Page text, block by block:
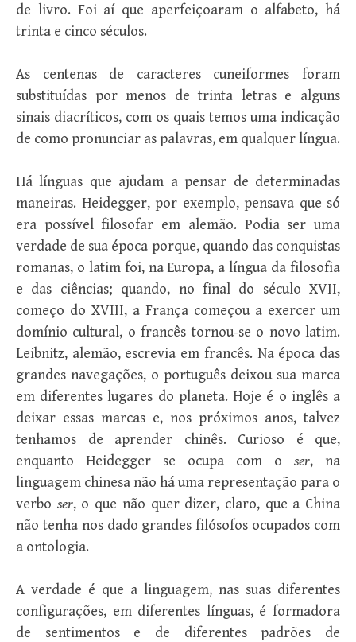
de livro. Foi aí que aperfeiçoaram o alfabeto, há
trinta e cinco séculos.
As centenas de caracteres cuneiformes foram
substituídas por menos de trinta letras e alguns
sinais diacríticos, com os quais temos uma indicação
de como pronunciar as palavras, em qualquer língua.
Há línguas que ajudam a pensar de determinadas
maneiras. Heidegger, por exemplo, pensava que só
era possível filosofar em alemão. Podia ser uma
verdade de sua época porque, quando das conquistas
romanas, o latim foi, na Europa, a língua da filosofia
e das ciências; quando, no final do século XVII,
começo do XVIII, a França começou a exercer um
domínio cultural, o francês tornou-se o novo latim.
Leibnitz, alemão, escrevia em francês. Na época das
grandes navegações, o português deixou sua marca
em diferentes lugares do planeta. Hoje é o inglês a
deixar essas marcas e, nos próximos anos, talvez
tenhamos de aprender chinês. Curioso é que,
enquanto Heidegger se ocupa com o ser, na
linguagem chinesa não há uma representação para o
verbo ser, o que não quer dizer, claro, que a China
não tenha nos dado grandes filósofos ocupados com
a ontologia.
A verdade é que a linguagem, nas suas diferentes
configurações, em diferentes línguas, é formadora
de sentimentos e de diferentes padrões de